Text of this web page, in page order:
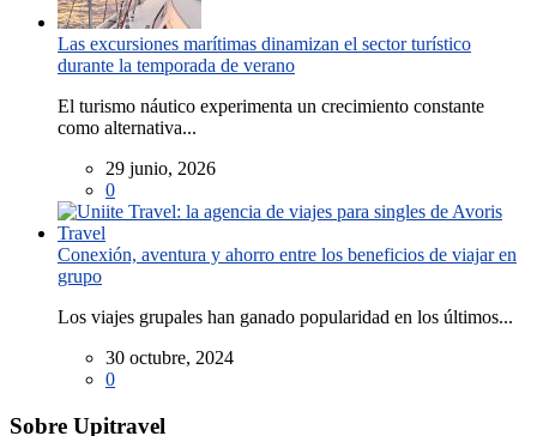
Las excursiones marítimas dinamizan el sector turístico
durante la temporada de verano
El turismo náutico experimenta un crecimiento constante
como alternativa...
29 junio, 2026
0
Conexión, aventura y ahorro entre los beneficios de viajar en
grupo
Los viajes grupales han ganado popularidad en los últimos...
30 octubre, 2024
0
Sobre Upitravel